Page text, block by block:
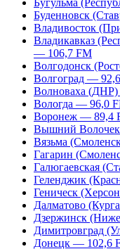
Бугульма
Буденновск
Владивосток
Владикавказ
— 106,7 FM
Волгодонск
Волгоград —
Волноваха
Вологда — 96,0
Воронеж — 89,4
Вышний Волочек
Вязьма
Гагарин
Галюгаевская
Геленджик
Геническ
Далматово
Дзержинск
Димитровград
Донецк — 102,6